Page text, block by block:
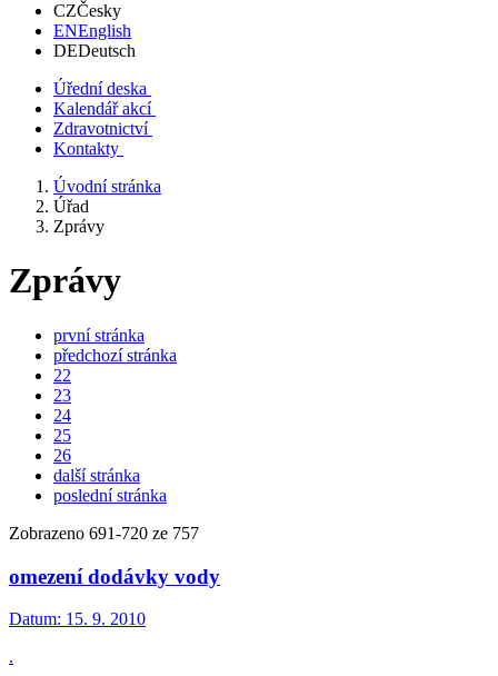
CZČesky
ENEnglish
DEDeutsch
Úřední deska
Kalendář akcí
Zdravotnictví
Kontakty
Úvodní stránka
Úřad
Zprávy
Zprávy
první stránka
předchozí stránka
22
23
24
25
26
další stránka
poslední stránka
Zobrazeno 691-720 ze 757
omezení dodávky vody
Datum: 15. 9. 2010
.